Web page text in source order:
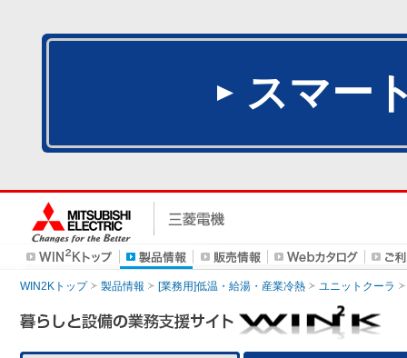
スマー
WIN2Kトップ 製品情報 [業務用]低温・給湯・産業冷熱 ユニットクーラ